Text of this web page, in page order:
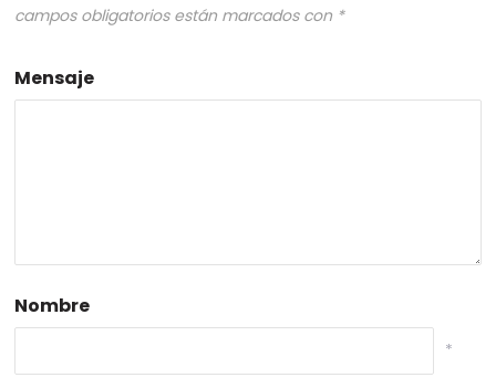
campos obligatorios están marcados con *
Mensaje
Nombre
*